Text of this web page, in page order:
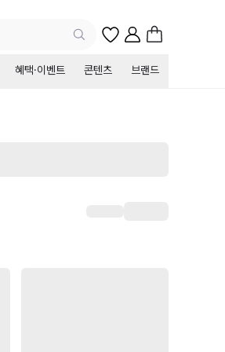
혜택·이벤트 콘텐츠 브랜드